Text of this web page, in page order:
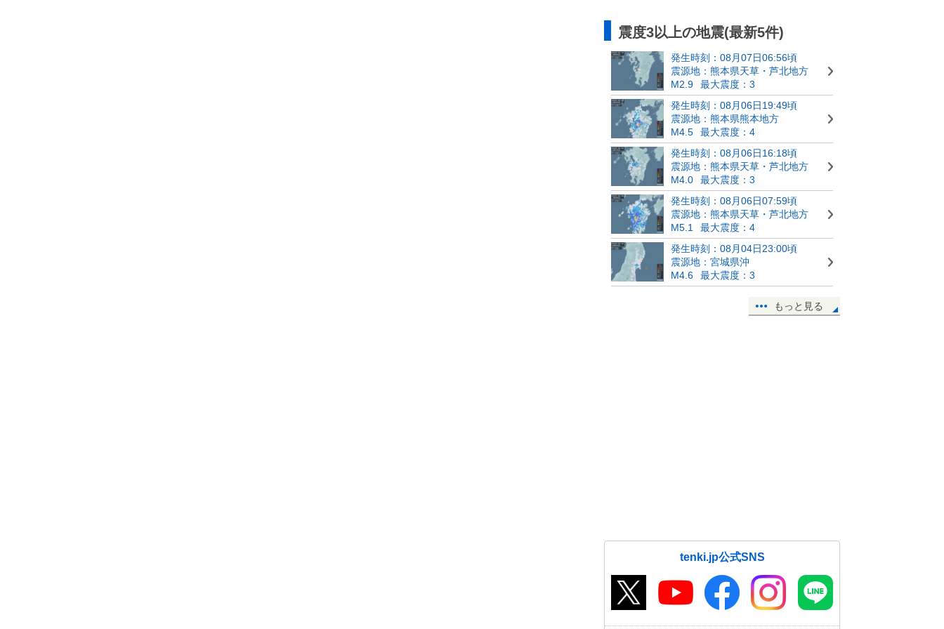
震度3以上の地震(最新5件)
発生時刻：08月07日06:56頃
震源地：熊本県天草・芦北地方
M2.9
最大震度：3
発生時刻：08月06日19:49頃
震源地：熊本県熊本地方
M4.5
最大震度：4
発生時刻：08月06日16:18頃
震源地：熊本県天草・芦北地方
M4.0
最大震度：3
発生時刻：08月06日07:59頃
震源地：熊本県天草・芦北地方
M5.1
最大震度：4
発生時刻：08月04日23:00頃
震源地：宮城県沖
M4.6
最大震度：3
もっと見る
tenki.jp公式SNS